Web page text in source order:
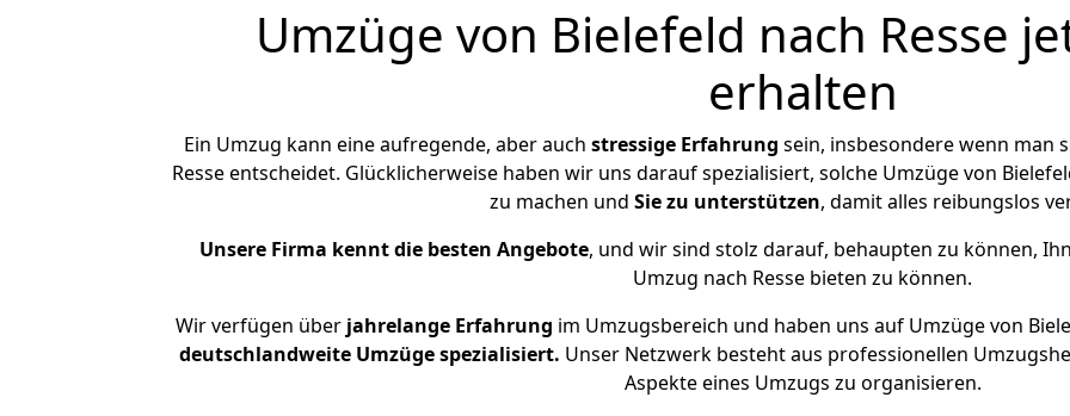
Umzüge von Bielefeld nach Resse
erhalten
Ein Umzug kann eine aufregende, aber auch stressige Erfahrung sein, insbesondere wenn man
Resse entscheidet. Glücklicherweise haben wir uns darauf spezialisiert, solche Umzüge von
zu machen und Sie zu unterstützen, damit alles reibungslos
Unsere Firma kennt die besten Angebote, und wir sind stolz darauf, behaupten zu können,
Umzug nach Resse bieten zu können.
Wir verfügen über jahrelange Erfahrung im Umzugsbereich und haben uns auf Umzüge von
deutschlandweite Umzüge spezialisiert. Unser Netzwerk besteht aus professionellen
Aspekte eines Umzugs zu organisieren.